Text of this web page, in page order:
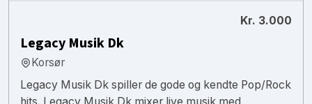
Kr. 3.000
Legacy Musik Dk
Korsør
Legacy Musik Dk spiller de gode og kendte Pop/Rock